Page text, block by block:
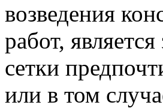
возведения
работ,
сетки
или в том